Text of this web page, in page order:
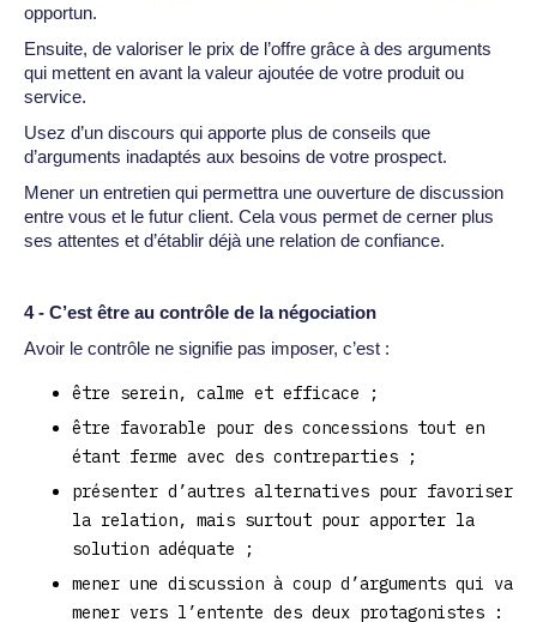
opportun.
Ensuite, de valoriser le prix de l’offre grâce à des arguments
qui mettent en avant la valeur ajoutée de votre produit ou
service.
Usez d’un discours qui apporte plus de conseils que
d’arguments inadaptés aux besoins de votre prospect.
Mener un entretien qui permettra une ouverture de discussion
entre vous et le futur client. Cela vous permet de cerner plus
ses attentes et d’établir déjà une relation de confiance.
4 - C’est être au contrôle de la négociation
Avoir le contrôle ne signifie pas imposer, c’est :
être serein, calme et efficace ;
être favorable pour des concessions tout en
étant ferme avec des contreparties ;
présenter d’autres alternatives pour favoriser
la relation, mais surtout pour apporter la
solution adéquate ;
mener une discussion à coup d’arguments qui va
mener vers l’entente des deux protagonistes :